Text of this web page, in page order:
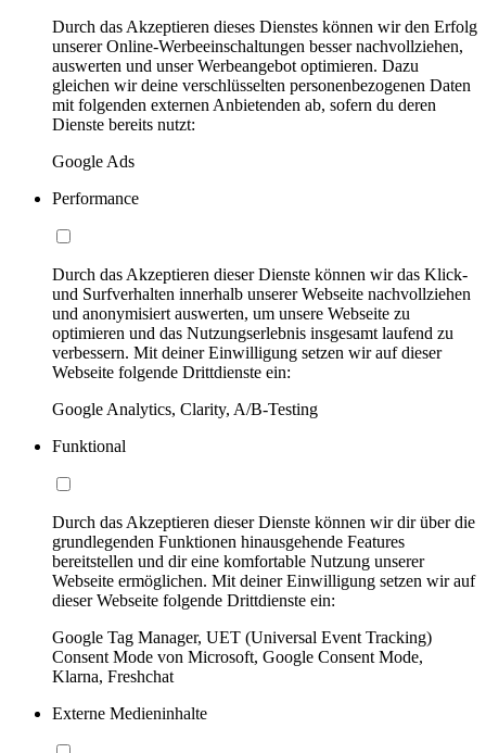
Durch das Akzeptieren dieses Dienstes können wir den Erfolg
unserer Online-Werbeeinschaltungen besser nachvollziehen,
auswerten und unser Werbeangebot optimieren. Dazu
gleichen wir deine verschlüsselten personenbezogenen Daten
mit folgenden externen Anbietenden ab, sofern du deren
Dienste bereits nutzt:
Google Ads
Performance
Durch das Akzeptieren dieser Dienste können wir das Klick-
und Surfverhalten innerhalb unserer Webseite nachvollziehen
und anonymisiert auswerten, um unsere Webseite zu
optimieren und das Nutzungserlebnis insgesamt laufend zu
verbessern. Mit deiner Einwilligung setzen wir auf dieser
Webseite folgende Drittdienste ein:
Google Analytics, Clarity, A/B-Testing
Funktional
Durch das Akzeptieren dieser Dienste können wir dir über die
grundlegenden Funktionen hinausgehende Features
bereitstellen und dir eine komfortable Nutzung unserer
Webseite ermöglichen. Mit deiner Einwilligung setzen wir auf
dieser Webseite folgende Drittdienste ein:
Google Tag Manager, UET (Universal Event Tracking)
Consent Mode von Microsoft, Google Consent Mode,
Klarna, Freshchat
Externe Medieninhalte